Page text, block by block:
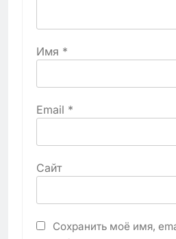
Имя *
Email *
Сайт
Сохранить моё имя,